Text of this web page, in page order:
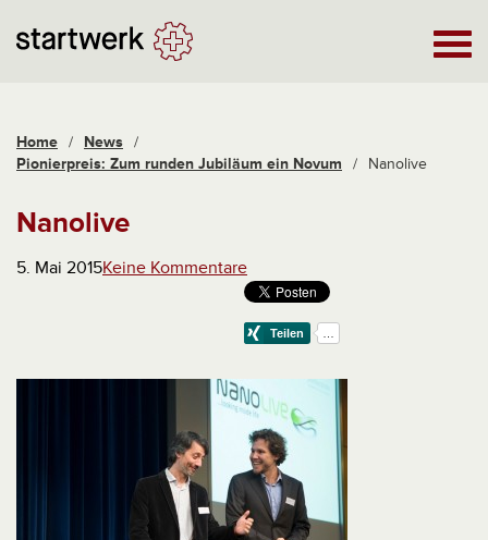
Home / News /
Pionierpreis: Zum runden Jubiläum ein Novum
/ Nanolive
Nanolive
5. Mai 2015Keine Kommentare